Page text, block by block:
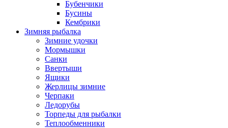
Бубенчики
Бусины
Кембрики
Зимняя рыбалка
Зимние удочки
Мормышки
Санки
Ввертыши
Ящики
Жерлицы зимние
Черпаки
Ледорубы
Торпеды для рыбалки
Теплообменники